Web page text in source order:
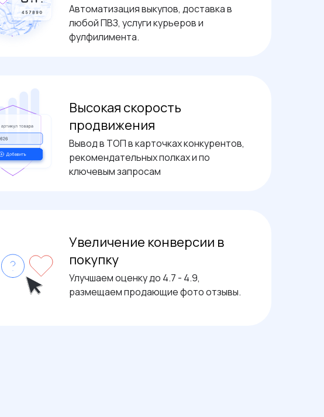
Автоматизация выкупов, доставка в
любой ПВЗ, услуги курьеров и
фулфилимента.
Вывод в ТОП в карточках конкурентов,
рекомендательных полках и по
ключевым запросам
Высокая скорость
продвижения
Улучшаем оценку до 4.7 - 4.9,
размещаем продающие фото отзывы.
Увеличение конверсии в
покупку
Добавить